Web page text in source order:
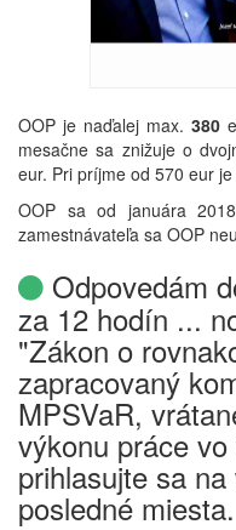
OOP je naďalej max.380
mesačne sa znižuje o
eur. Pri príjme od 570 eur
OOP sa od januára
zamestnávateľa sa OOP
Odpovedám
za 12 hodín ...
"Zákon o
zapracovaný
MPSVaR,
výkonu práce
prihlasujte sa
posledné miesta.